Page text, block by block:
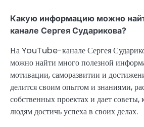
Какую информацию можно
канале Сергея Сударикова?
На YouTube-канале Сергея
можно найти много полезной
мотивации, саморазвитии и
делится своим опытом и знаниями,
собственных проектах и дает советы,
людям достичь успеха в своих делах.